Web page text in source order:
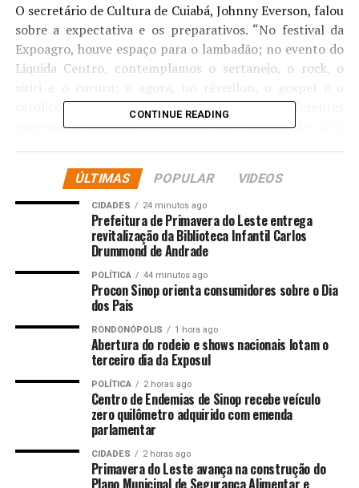
O secretário de Cultura de Cuiabá, Johnny Everson, falou
sobre a expectativa e os preparativos. “No festival da
Expoagro, houve espaço para o lambadão; no evento do
Liquida Centro, contemplamos o sertanejo, o rock, o
católico. Ou seja, atendemos e valorizamos diferentes
expressões musicais e culturais, na tentativa de abrir
que naturalmente possuem gostos musicais diferentes.
Queremos contar com o prestígio do público nessa
grande festa da família que estamos preparando, com
um engajamento transversal, com a presença
institucional de várias secretarias e órgãos para reforçar
ainda mais a credibilidade e a segurança do evento”,
frisou o secretário.
O repertório gospel e católico contribui para o clima de
emoção, acolhimento e comunhão que marca a
expectativa da chegada de um novo ano. “As músicas
ajudam na reflexão espiritual e no fortalecimento da fé,
e muitas pessoas se sentem tocadas, renovadas e
motivadas diante das incertezas que tendem a ser mais
presentes na virada do ano. Sendo assim, a qualidade
musical se une ao propósito espiritual”, lembrou Johnny
CONTINUE READING
ÚLTIMAS POPULAR VIDEOS
CIDADES 24 minutos ago
Prefeitura de Primavera do Leste entrega
revitalização da Biblioteca Infantil Carlos
Drummond de Andrade
POLÍTICA 44 minutos ago
Procon Sinop orienta consumidores sobre o Dia
dos Pais
RONDONÓPOLIS 1 hora ago
Abertura do rodeio e shows nacionais lotam o
terceiro dia da Exposul
POLÍTICA 2 horas ago
Centro de Endemias de Sinop recebe veículo
zero quilômetro adquirido com emenda
parlamentar
CIDADES 2 horas ago
Primavera do Leste avança na construção do
Plano Municipal de Segurança Alimentar e